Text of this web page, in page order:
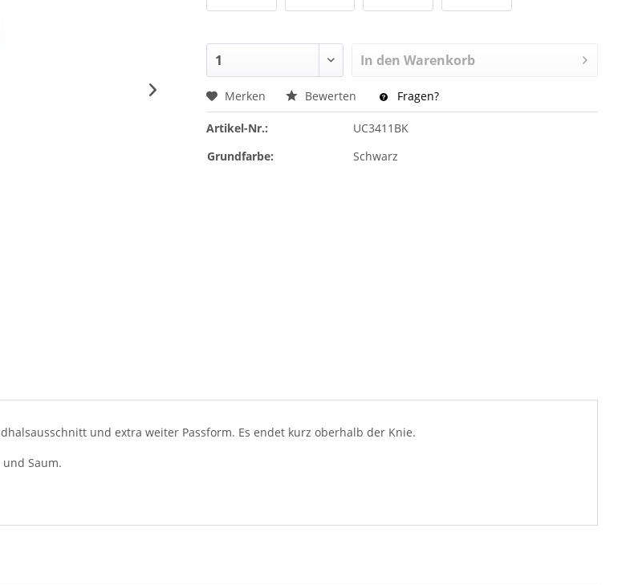
In den Warenkorb
Merken Bewerten Fragen?
Artikel-Nr.:
UC3411BK
Grundfarbe:
Schwarz
und extra weiter Passform. Es endet kurz oberhalb der Knie.
Saum.